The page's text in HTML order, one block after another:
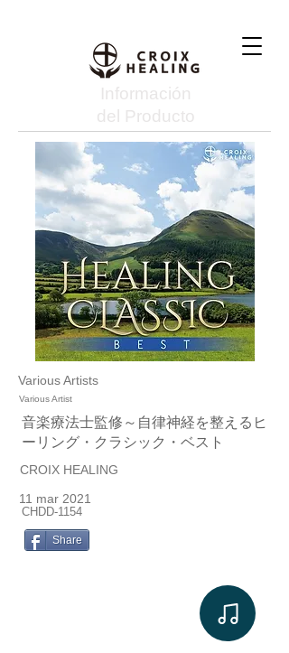
Información
del Producto
Various Artists
Various Artist
音楽療法士監修～自律神経を整えるヒ
ーリング・クラシック・ベスト
CROIX HEALING
11 mar 2021
CHDD-1154
Share